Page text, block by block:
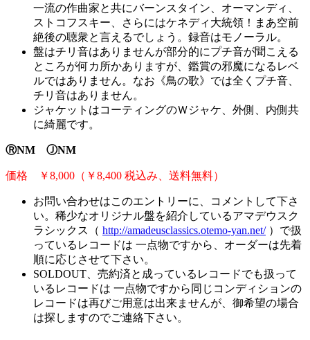
一流の作曲家と共にバーンスタイン、オーマンディ、
ストコフスキー、さらにはケネディ大統領！まあ空前
絶後の聴衆と言えるでしょう。録音はモノーラル。
盤はチリ音はありませんが部分的にプチ音が聞こえる
ところが何カ所かありますが、鑑賞の邪魔になるレベ
ルではありません。なお《鳥の歌》では全くプチ音、
チリ音はありません。
ジャケットはコーティングのＷジャケ、外側、内側共
に綺麗です。
ⓇNM ⒿNM
価格 ￥8,000（￥8,400 税込み、送料無料）
お問い合わせはこのエントリーに、コメントして下さ
い。稀少なオリジナル盤を紹介しているアマデウスク
ラシックス（ http://amadeusclassics.otemo-yan.net/）で扱
っているレコードは 一点物ですから、オーダーは先着
順に応じさせて下さい。
SOLDOUT、売約済と成っているレコードでも扱って
いるレコードは 一点物ですから同じコンディションの
レコードは再びご用意は出来ませんが、御希望の場合
は探しますのでご連絡下さい。